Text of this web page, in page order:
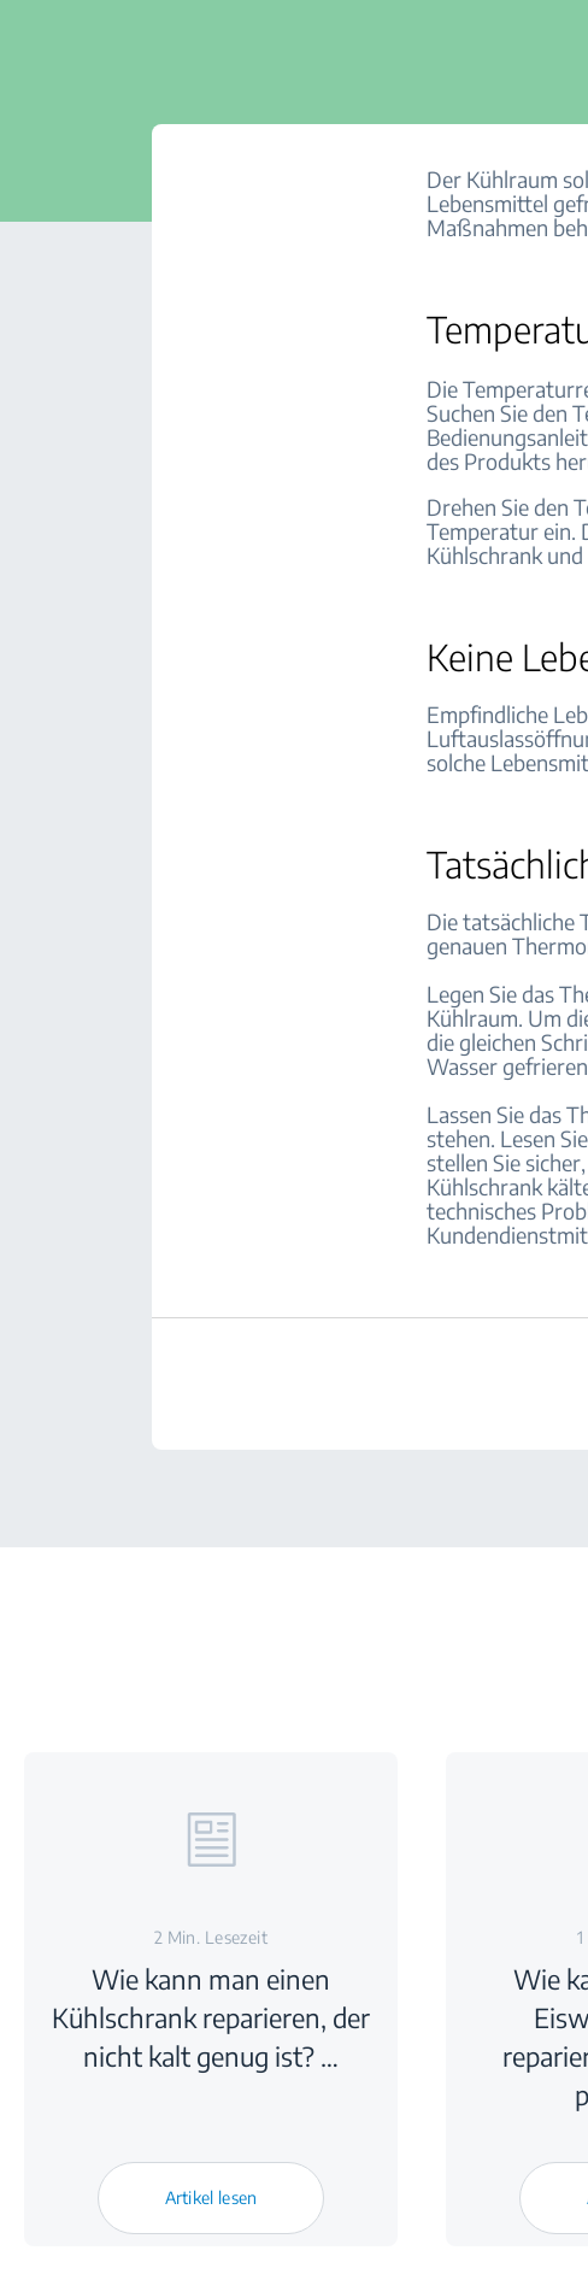
Der Kühlraum
Lebensmittel
Maßnahmen
Die
Suchen Sie den
des Produkts
Drehen Sie den
Temperatur ein.
Kühlschrank und
Keine
Empfindliche
solche
Die tatsächliche
genauen
Legen Sie das
Kühlraum. Um
die gleichen
Wasser
Lassen Sie das
stehen. Lesen
stellen Sie
Kühlschrank
technisches
2 Min. Lesezeit
Wie kann man einen
Kühlschrank reparieren, der
nicht kalt genug ist? …
Artikel lesen
Wie